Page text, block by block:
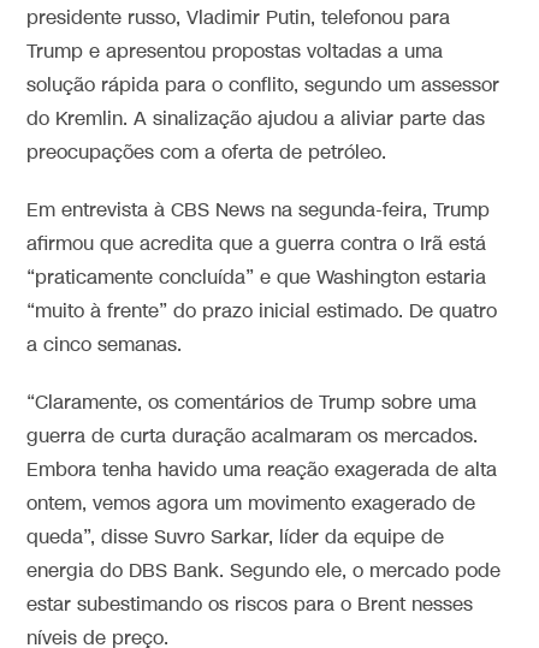
presidente russo, Vladimir Putin, telefonou para
Trump e apresentou propostas voltadas a uma
solução rápida para o conflito, segundo um assessor
do Kremlin. A sinalização ajudou a aliviar parte das
preocupações com a oferta de petróleo.
Em entrevista à CBS News na segunda-feira, Trump
afirmou que acredita que a guerra contra o Irã está
“praticamente concluída” e que Washington estaria
“muito à frente” do prazo inicial estimado. De quatro
a cinco semanas.
“Claramente, os comentários de Trump sobre uma
guerra de curta duração acalmaram os mercados.
Embora tenha havido uma reação exagerada de alta
ontem, vemos agora um movimento exagerado de
queda”, disse Suvro Sarkar, líder da equipe de
energia do DBS Bank. Segundo ele, o mercado pode
estar subestimando os riscos para o Brent nesses
níveis de preço.